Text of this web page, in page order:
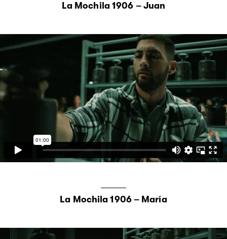
La Mochila 1906 – Juan
La Mochila 1906 – María